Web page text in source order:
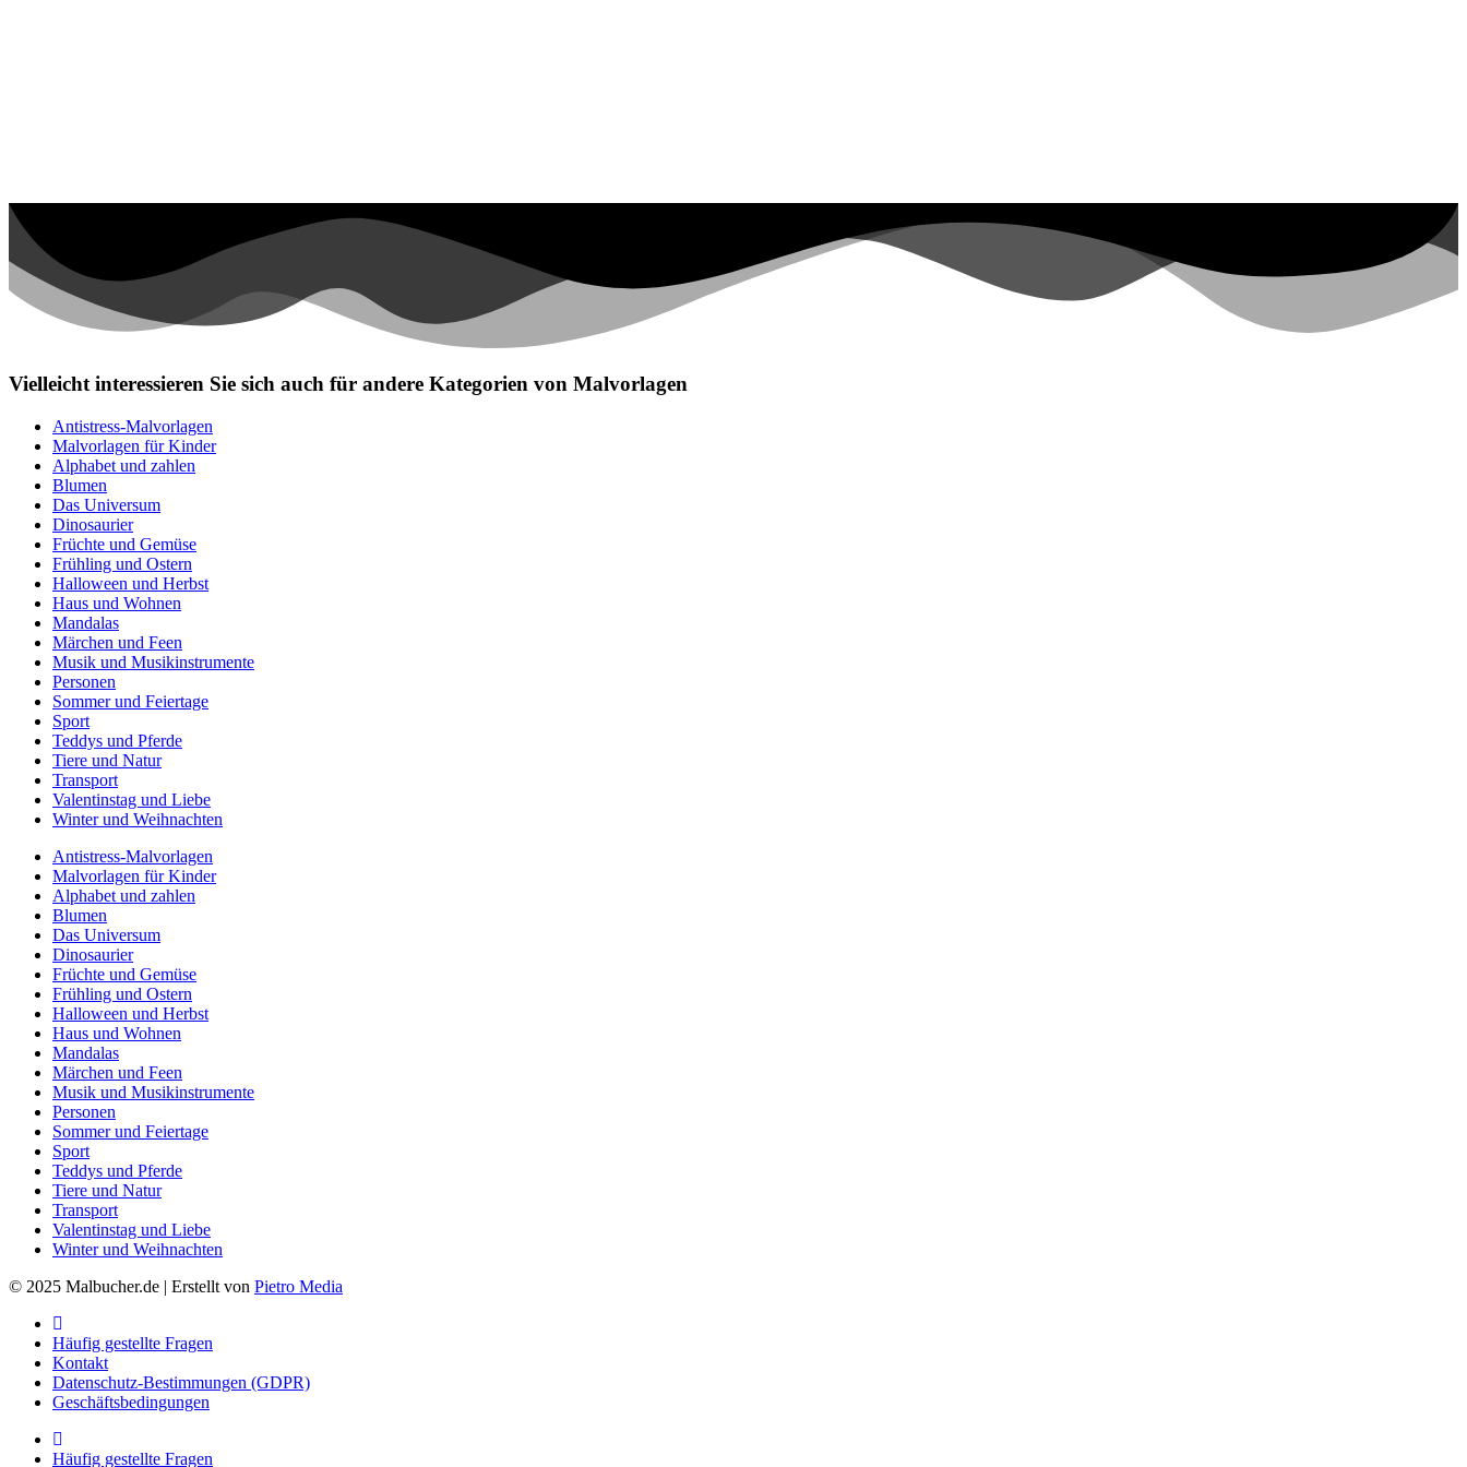
Vielleicht interessieren Sie sich auch für andere Kategorien von Malvorlagen
Antistress-Malvorlagen
Malvorlagen für Kinder
Alphabet und zahlen
Blumen
Das Universum
Dinosaurier
Früchte und Gemüse
Frühling und Ostern
Halloween und Herbst
Haus und Wohnen
Mandalas
Märchen und Feen
Musik und Musikinstrumente
Personen
Sommer und Feiertage
Sport
Teddys und Pferde
Tiere und Natur
Transport
Valentinstag und Liebe
Winter und Weihnachten
Antistress-Malvorlagen
Malvorlagen für Kinder
Alphabet und zahlen
Blumen
Das Universum
Dinosaurier
Früchte und Gemüse
Frühling und Ostern
Halloween und Herbst
Haus und Wohnen
Mandalas
Märchen und Feen
Musik und Musikinstrumente
Personen
Sommer und Feiertage
Sport
Teddys und Pferde
Tiere und Natur
Transport
Valentinstag und Liebe
Winter und Weihnachten
© 2025 Malbucher.de | Erstellt von Pietro Media
Häufig gestellte Fragen
Kontakt
Datenschutz-Bestimmungen (GDPR)
Geschäftsbedingungen
Häufig gestellte Fragen